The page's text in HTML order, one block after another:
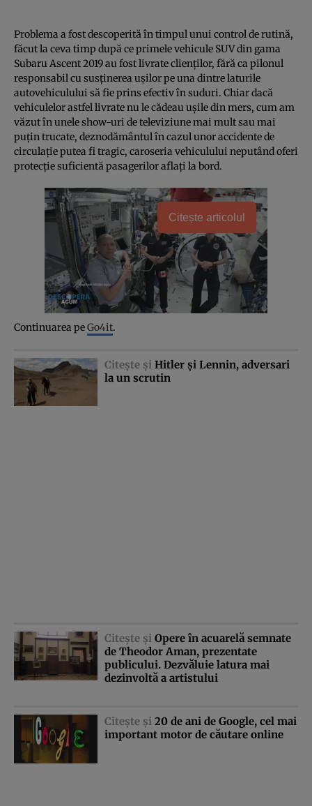
Problema a fost descoperită în timpul unui control de rutină,
făcut la ceva timp după ce primele vehicule SUV din gama
Subaru Ascent 2019 au fost livrate clienţilor, fără ca pilonul
responsabil cu susţinerea uşilor pe una dintre laturile
autovehiculului să fie prins efectiv în suduri. Chiar dacă
vehiculelor astfel livrate nu le cădeau uşile din mers, cum am
văzut în unele show-uri de televiziune mai mult sau mai
puţin trucate, deznodământul în cazul unor accidente de
circulaţie putea fi tragic, caroseria vehiculului neputând oferi
protecţie suficientă pasagerilor aflaţi la bord.
Citește articolul
Continuarea peGo4it.
Citeşte şi Hitler şi Lennin, adversari
la un scrutin
Citeşte şi Opere în acuarelă semnate
de Theodor Aman, prezentate
publicului. Dezvăluie latura mai
dezinvoltă a artistului
Citeşte şi 20 de ani de Google, cel mai
important motor de căutare online